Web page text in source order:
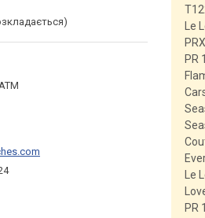
Le
PR
Le
PR